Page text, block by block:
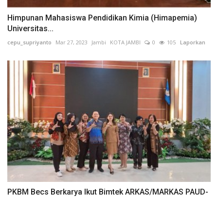
Himpunan Mahasiswa Pendidikan Kimia (Himapemia)
Universitas...
cepu_supriyanto Mar 27, 2023 Jambi KOTA JAMBI 0 105 Laporkan
PKBM Becs Berkarya Ikut Bimtek ARKAS/MARKAS PAUD-